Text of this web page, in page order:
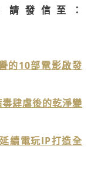
發信至：
的10部電影啟發
肆虐後的乾淨變
續電玩IP打造全